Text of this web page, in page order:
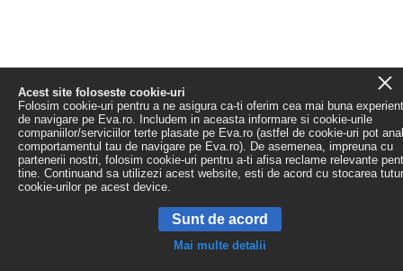
Acest site foloseste cookie-uri
Folosim cookie-uri pentru a ne asigura ca-ti oferim cea mai buna
de navigare pe Eva.ro. Includem in aceasta informare si cookie-urile
companiilor/serviciilor terte plasate pe Eva.ro (astfel de cookie-uri pot
comportamentul tau de navigare pe Eva.ro). De asemenea, impreuna cu
partenerii nostri, folosim cookie-uri pentru a-ti afisa reclame relevante
tine. Continuand sa utilizezi acest website, esti de acord cu stocarea
cookie-urilor pe acest device.
Sunt de acord
Mai multe detalii